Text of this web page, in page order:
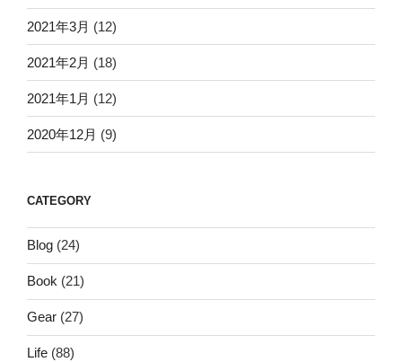
2021年3月 (12)
2021年2月 (18)
2021年1月 (12)
2020年12月 (9)
CATEGORY
Blog (24)
Book (21)
Gear (27)
Life (88)